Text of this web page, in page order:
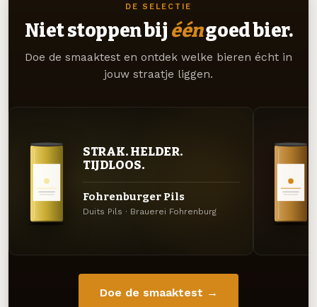
DE SELECTIE
Niet stoppen bij ééngoed bier.
Doe de smaaktest en ontdek welke bieren écht in
jouw straatje liggen.
STRAK. HELDER.
TIJDLOOS.
Fohrenburger Pils
Duits Pils · Brauerei Fohrenburg
Doe de smaaktest →